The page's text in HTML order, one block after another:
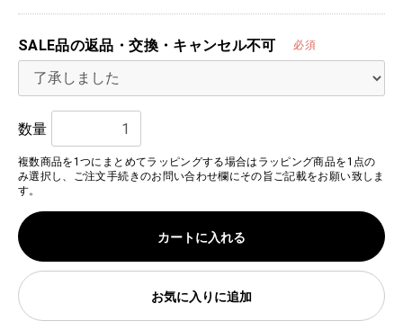
SALE品の返品・交換・キャンセル不可 必須
数量
複数商品を1つにまとめてラッピングする場合はラッピング商品を1点の
み選択し、ご注文手続きのお問い合わせ欄にその旨ご記載をお願い致しま
す。
カートに入れる
お気に入りに追加